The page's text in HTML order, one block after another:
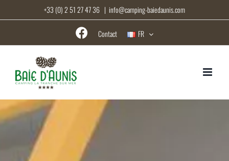
au
+33 (0) 2 51 27 47 36 | info@camping-baiedaunis.com
Contact FR